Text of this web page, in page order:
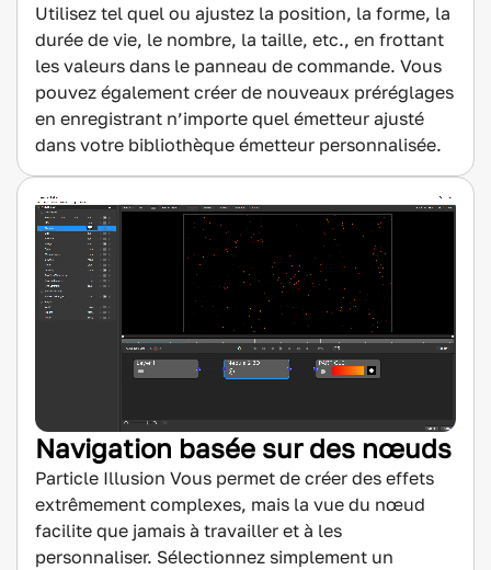
Utilisez tel quel ou ajustez la position, la forme, la
durée de vie, le nombre, la taille, etc., en frottant
les valeurs dans le panneau de commande. Vous
pouvez également créer de nouveaux préréglages
en enregistrant n’importe quel émetteur ajusté
dans votre bibliothèque émetteur personnalisée.
Navigation basée sur des nœuds
Particle Illusion Vous permet de créer des effets
extrêmement complexes, mais la vue du nœud
facilite que jamais à travailler et à les
personnaliser. Sélectionnez simplement un